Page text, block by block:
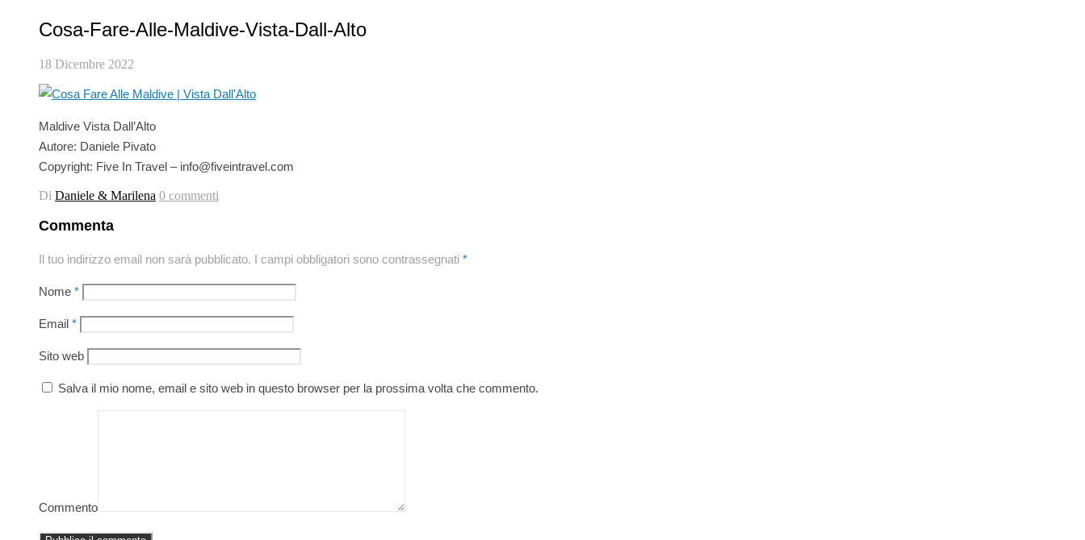
Cosa-Fare-Alle-Maldive-Vista-Dall-Alto
18 Dicembre 2022
Maldive Vista Dall’Alto
Autore: Daniele Pivato
Copyright: Five In Travel – info@fiveintravel.com
Di Daniele & Marilena 0 commenti
Commenta
Il tuo indirizzo email non sarà pubblicato. I campi obbligatori sono contrassegnati *
Nome *
Email *
Sito web
Salva il mio nome, email e sito web in questo browser per la prossima volta che commento.
Commento